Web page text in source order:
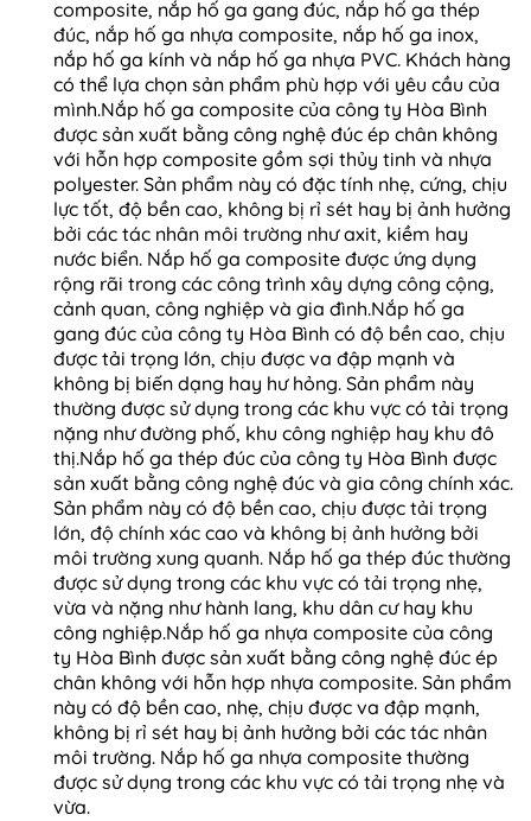
composite, nắp hố ga gang đúc, nắp hố ga thép
đúc, nắp hố ga nhựa composite, nắp hố ga inox,
nắp hố ga kính và nắp hố ga nhựa PVC. Khách hàng
có thể lựa chọn sản phẩm phù hợp với yêu cầu của
mình.Nắp hố ga composite của công ty Hòa Bình
được sản xuất bằng công nghệ đúc ép chân không
với hỗn hợp composite gồm sợi thủy tinh và nhựa
polyester. Sản phẩm này có đặc tính nhẹ, cứng, chịu
lực tốt, độ bền cao, không bị rỉ sét hay bị ảnh hưởng
bởi các tác nhân môi trường như axit, kiềm hay
nước biển. Nắp hố ga composite được ứng dụng
rộng rãi trong các công trình xây dựng công cộng,
cảnh quan, công nghiệp và gia đình.Nắp hố ga
gang đúc của công ty Hòa Bình có độ bền cao, chịu
được tải trọng lớn, chịu được va đập mạnh và
không bị biến dạng hay hư hỏng. Sản phẩm này
thường được sử dụng trong các khu vực có tải trọng
nặng như đường phố, khu công nghiệp hay khu đô
thị.Nắp hố ga thép đúc của công ty Hòa Bình được
sản xuất bằng công nghệ đúc và gia công chính xác.
Sản phẩm này có độ bền cao, chịu được tải trọng
lớn, độ chính xác cao và không bị ảnh hưởng bởi
môi trường xung quanh. Nắp hố ga thép đúc thường
được sử dụng trong các khu vực có tải trọng nhẹ,
vừa và nặng như hành lang, khu dân cư hay khu
công nghiệp.Nắp hố ga nhựa composite của công
ty Hòa Bình được sản xuất bằng công nghệ đúc ép
chân không với hỗn hợp nhựa composite. Sản phẩm
này có độ bền cao, nhẹ, chịu được va đập mạnh,
không bị rỉ sét hay bị ảnh hưởng bởi các tác nhân
môi trường. Nắp hố ga nhựa composite thường
được sử dụng trong các khu vực có tải trọng nhẹ và
vừa.